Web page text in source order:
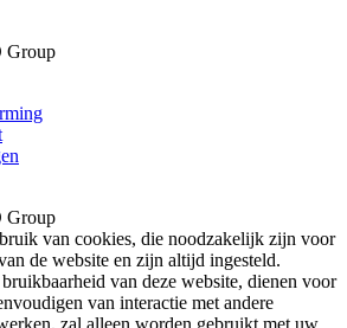
Group
Group
van cookies, die noodzakelijk zijn voor
de website en zijn altijd ingesteld.
van deze website, dienen voor
van interactie met andere